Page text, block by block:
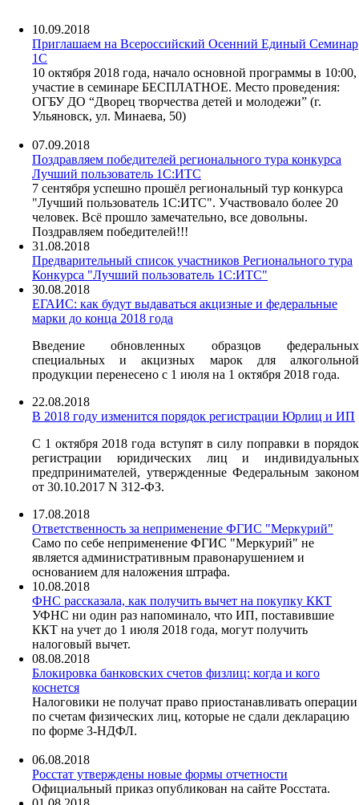
10.09.2018
Приглашаем на Всероссийский Осенний Единый Семинар
1С
10 октября 2018 года, начало основной программы в 10:00,
участие в семинаре БЕСПЛАТНОЕ. Место проведения:
ОГБУ ДО “Дворец творчества детей и молодежи” (г.
Ульяновск, ул. Минаева, 50)
07.09.2018
Поздравляем победителей регионального тура конкурса
Лучший пользователь 1С:ИТС
7 сентября успешно прошёл региональный тур конкурса
"Лучший пользователь 1С:ИТС". Участвовало более 20
человек. Всё прошло замечательно, все довольны.
Поздравляем победителей!!!
31.08.2018
Предварительный список участников Регионального тура
Конкурса "Лучший пользователь 1С:ИТС"
30.08.2018
ЕГАИС: как будут выдаваться акцизные и федеральные
марки до конца 2018 года
Введение обновленных образцов федеральных
специальных и акцизных марок для алкогольной
продукции перенесено с 1 июля на 1 октября 2018 года.
22.08.2018
В 2018 году изменится порядок регистрации Юрлиц и ИП
С 1 октября 2018 года вступят в силу поправки в порядок
регистрации юридических лиц и индивидуальных
предпринимателей, утвержденные Федеральным законом
от 30.10.2017 N 312-ФЗ.
17.08.2018
Ответственность за неприменение ФГИС "Меркурий"
Само по себе неприменение ФГИС "Меркурий" не
является административным правонарушением и
основанием для наложения штрафа.
10.08.2018
ФНС рассказала, как получить вычет на покупку ККТ
УФНС ни один раз напоминало, что ИП, поставившие
ККТ на учет до 1 июля 2018 года, могут получить
налоговый вычет.
08.08.2018
Блокировка банковских счетов физлиц: когда и кого
коснется
Налоговики не получат право приостанавливать операции
по счетам физических лиц, которые не сдали декларацию
по форме 3-НДФЛ.
06.08.2018
Росстат утверждены новые формы отчетности
Официальный приказ опубликован на сайте Росстата.